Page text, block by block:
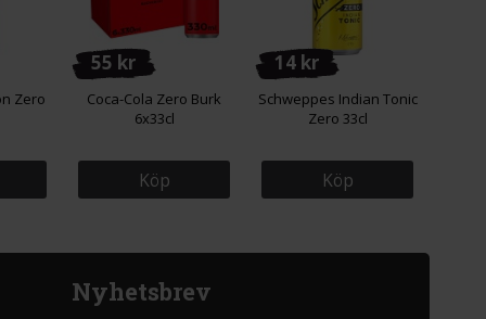
Zero
55 kr
Coca-Cola Zero Burk
6x33cl
Köp
14 kr
Schweppes Indian Tonic
Zero 33cl
Köp
Nyhetsbrev